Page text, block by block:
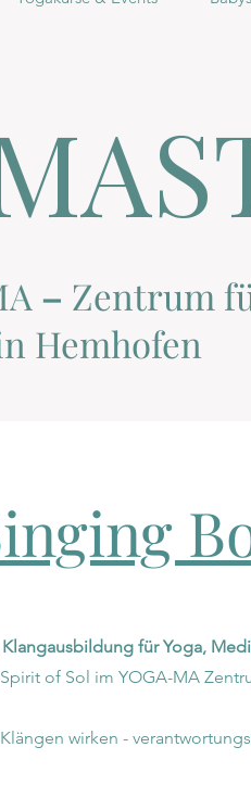
– Zentrum
Hemhofen
Klangausbildung für Yoga,
of Sol im YOGA-MA
wirken -